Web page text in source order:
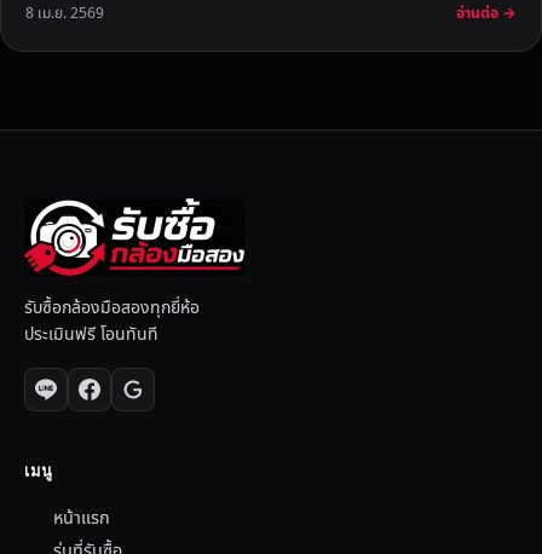
8 เม.ย. 2569 อ่านต่อ →
รับซื้อกล้องมือสองทุกยี่ห้อ
ประเมินฟรี โอนทันที
เมนู
หน้าแรก